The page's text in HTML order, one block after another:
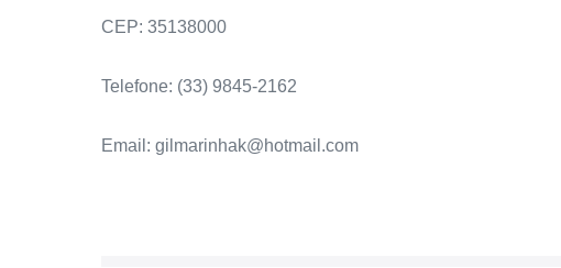
CEP: 35138000
Telefone: (33) 9845-2162
Email: gilmarinhak@hotmail.com